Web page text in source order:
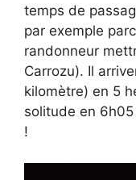
temps de
par exemple
randonneur
Carrozu). Il
kilomètre) en 5
solitude en
!